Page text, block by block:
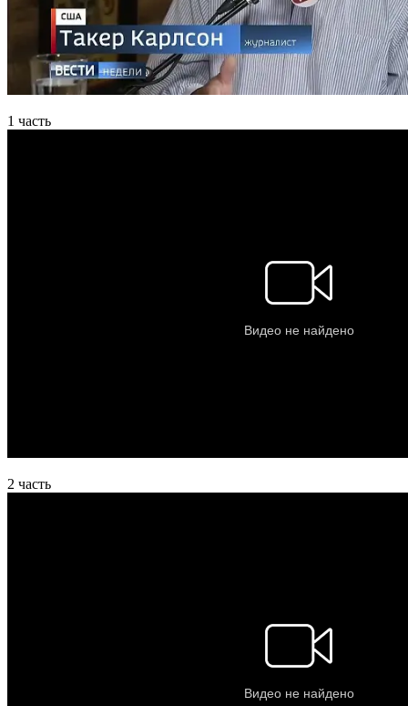
1 часть
2 часть